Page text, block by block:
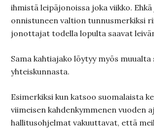
ihmistä leipäjonoissa joka viikko.
onnistuneen valtion tunnusmerkiksi
jonottajat todella lopulta saavat
Sama kahtiajako löytyy myös muualta
yhteiskunnasta.
Esimerkiksi kun katsoo suomalaista
viimeisen kahdenkymmenen vuoden
hallitusohjelmat vakuuttavat, että